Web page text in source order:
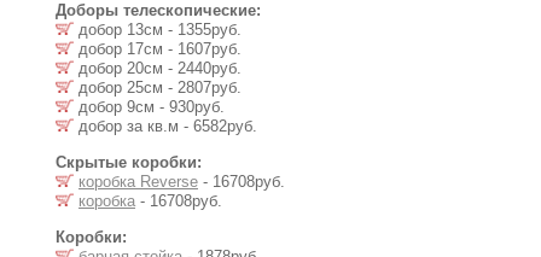
Доборы телескопические:
добор 13см - 1355руб.
добор 17см - 1607руб.
добор 20см - 2440руб.
добор 25см - 2807руб.
добор 9см - 930руб.
добор за кв.м - 6582руб.
Скрытые коробки:
коробка Reverse - 16708руб.
коробка - 16708руб.
Коробки: